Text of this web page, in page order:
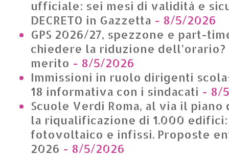
ufficiale: sei mesi di validità e
DECRETO in Gazzetta - 8/5/2026
GPS 2026/27, spezzone e part-
chiedere la riduzione
merito - 8/5/2026
Immissioni in ruolo dirigenti
18 informativa con i sindacati - 8/
Scuole Verdi Roma, al via il piano
la riqualificazione di 1.000
fotovoltaico e infissi. Proposte
2026 - 8/5/2026